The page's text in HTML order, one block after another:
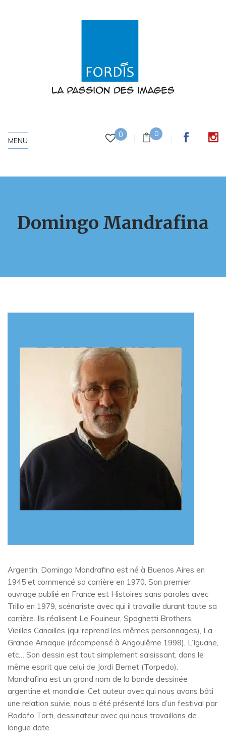
0 0
MENU
Domingo Mandrafina
Argentin, Domingo Mandrafina est né à Buenos Aires en
1945 et commencé sa carrière en 1970. Son premier
ouvrage publié en France est Histoires sans paroles avec
Trillo en 1979, scénariste avec qui il travaille durant toute sa
carrière. Ils réalisent Le Fouineur, Spaghetti Brothers,
Vieilles Canailles (qui reprend les mêmes personnages), La
Grande Arnaque (récompensé à Angoulême 1998), L’Iguane,
etc… Son dessin est tout simplement saisissant, dans le
même esprit que celui de Jordi Bernet (Torpedo).
Mandrafina est un grand nom de la bande dessinée
argentine et mondiale. Cet auteur avec qui nous avons bâti
une relation suivie, nous a été présenté lors d’un festival par
Rodofo Torti, dessinateur avec qui nous travaillons de
longue date.